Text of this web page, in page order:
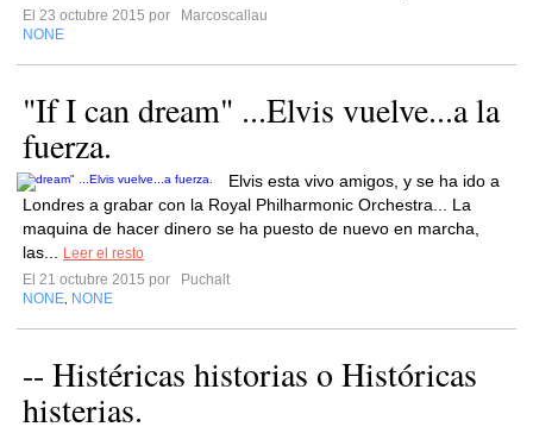
El 23 octubre 2015 por
Marcoscallau
NONE
"If I can dream" ...Elvis vuelve...a la
fuerza.
Elvis esta vivo amigos, y se ha ido a
Londres a grabar con la Royal Philharmonic Orchestra... La
maquina de hacer dinero se ha puesto de nuevo en marcha,
las...
Leer el resto
El 21 octubre 2015 por
Puchalt
NONE NONE
-- Histéricas historias o Históricas
histerias.